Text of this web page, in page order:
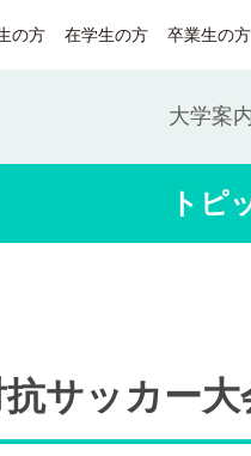
の方 在学生の方 卒業生の方
大学案
トピ
サッカー大